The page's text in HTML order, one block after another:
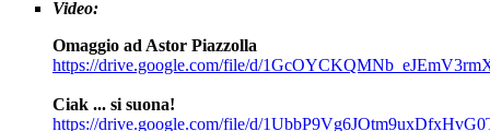
Video:
Omaggio ad Astor Piazzolla
https://drive.google.com/file/d/
Ciak ... si suona!
https://drive.google.com/file/d/